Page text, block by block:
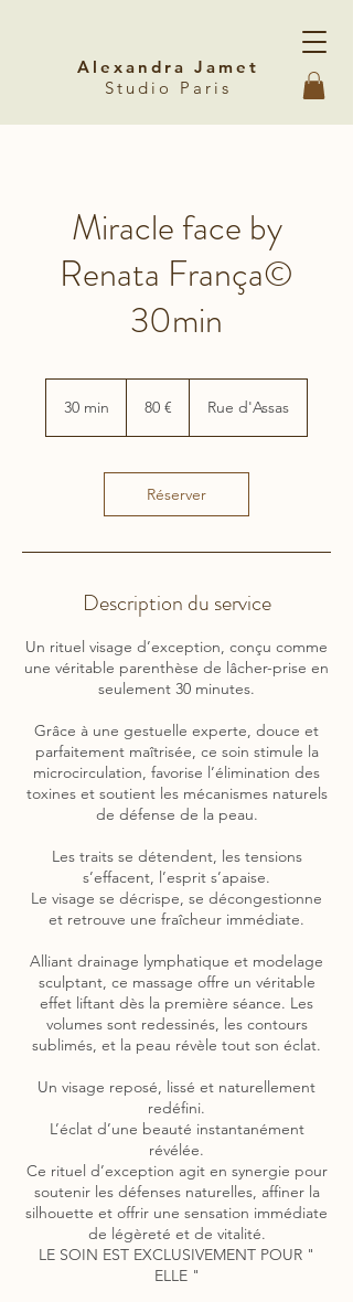
Alexandra Jamet
Studio Paris
Miracle face by
Renata França©
30min
30 min
i
80 € Rue d'Assas
Réserver
Description du service
Un rituel visage d’exception, conçu comme
une véritable parenthèse de lâcher-prise en
seulement 30 minutes.
Grâce à une gestuelle experte, douce et
parfaitement maîtrisée, ce soin stimule la
microcirculation, favorise l’élimination des
toxines et soutient les mécanismes naturels
de défense de la peau.
Les traits se détendent, les tensions
s’effacent, l’esprit s’apaise.
Le visage se décrispe, se décongestionne
et retrouve une fraîcheur immédiate.
Alliant drainage lymphatique et modelage
sculptant, ce massage offre un véritable
effet liftant dès la première séance. Les
volumes sont redessinés, les contours
sublimés, et la peau révèle tout son éclat.
Un visage reposé, lissé et naturellement
redéfini.
L’éclat d’une beauté instantanément
révélée.
Ce rituel d’exception agit en synergie pour
soutenir les défenses naturelles, affiner la
silhouette et offrir une sensation immédiate
de légèreté et de vitalité.
LE SOIN EST EXCLUSIVEMENT POUR "
ELLE "